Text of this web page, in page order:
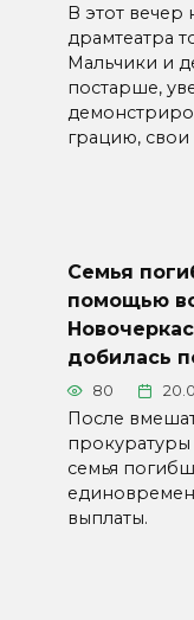
В этот вечер
драмтеатра
Мальчики и
постарше,
грацию,
Семья
помощью
добилась
80
После
прокуратуры
семья
выплаты.